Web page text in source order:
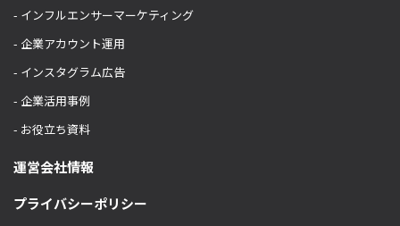
- インフルエンサーマーケティング
- 企業アカウント運用
- インスタグラム広告
- 企業活用事例
- お役立ち資料
運営会社情報
プライバシーポリシー